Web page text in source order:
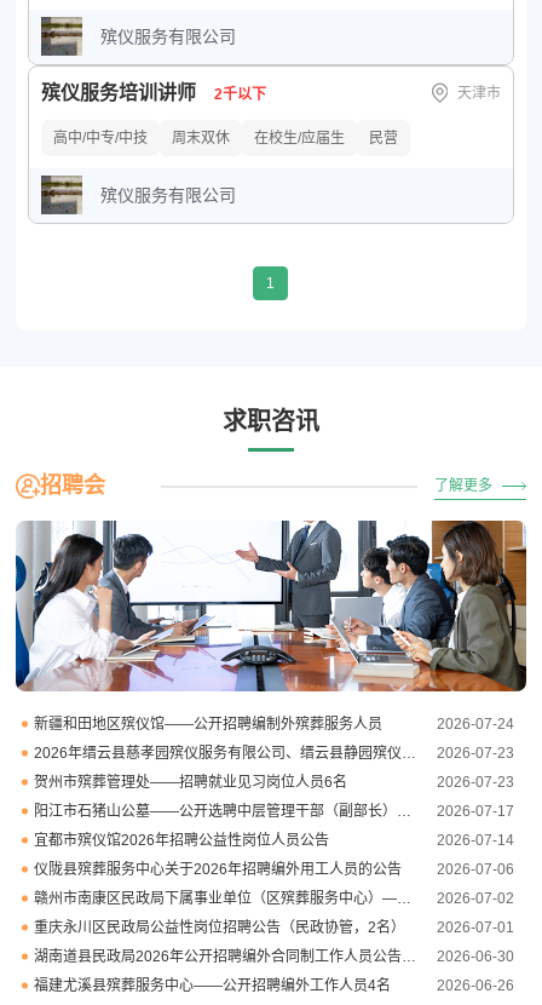
殡仪服务有限公司
殡仪服务培训讲师 2千以下 天津市
高中/中专/中技 周末双休 在校生/应届生 民营
殡仪服务有限公司
1
求职咨讯
招聘会 了解更多
新疆和田地区殡仪馆——公开招聘编制外殡葬服务人员
2026-07-24
2026年缙云县慈孝园殡仪服务有限公司、缙云县静园殡仪服务有限公司招聘工作人员公告
2026-07-23
贺州市殡葬管理处——招聘就业见习岗位人员6名
2026-07-23
阳江市石猪山公墓——公开选聘中层管理干部（副部长）4名
2026-07-17
宜都市殡仪馆2026年招聘公益性岗位人员公告
2026-07-14
仪陇县殡葬服务中心关于2026年招聘编外用工人员的公告
2026-07-06
赣州市南康区民政局下属事业单位（区殡葬服务中心）——公开招聘编外聘用人员
2026-07-02
重庆永川区民政局公益性岗位招聘公告（民政协管，2名）
2026-07-01
湖南道县民政局2026年公开招聘编外合同制工作人员公告（殡仪馆岗位）
2026-06-30
福建尤溪县殡葬服务中心——公开招聘编外工作人员4名
2026-06-26